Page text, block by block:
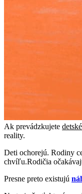
Ak prevádzkujete
reality.
Deti ochorejú. Rodiny
chvíľu.Rodičia
Presne preto existujú